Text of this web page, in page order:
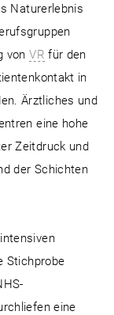
Naturerlebnis
vonVR für den
in
Ärztliches und
eine hohe
Zeitdruck und
der Schichten
Stichprobe
eine